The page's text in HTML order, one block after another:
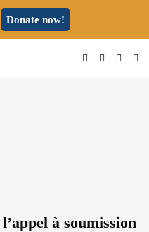
Donate now!
à soumission